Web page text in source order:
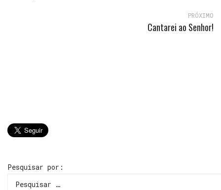
PRÓXIMO
Cantarei ao Senhor!
Pesquisar por: